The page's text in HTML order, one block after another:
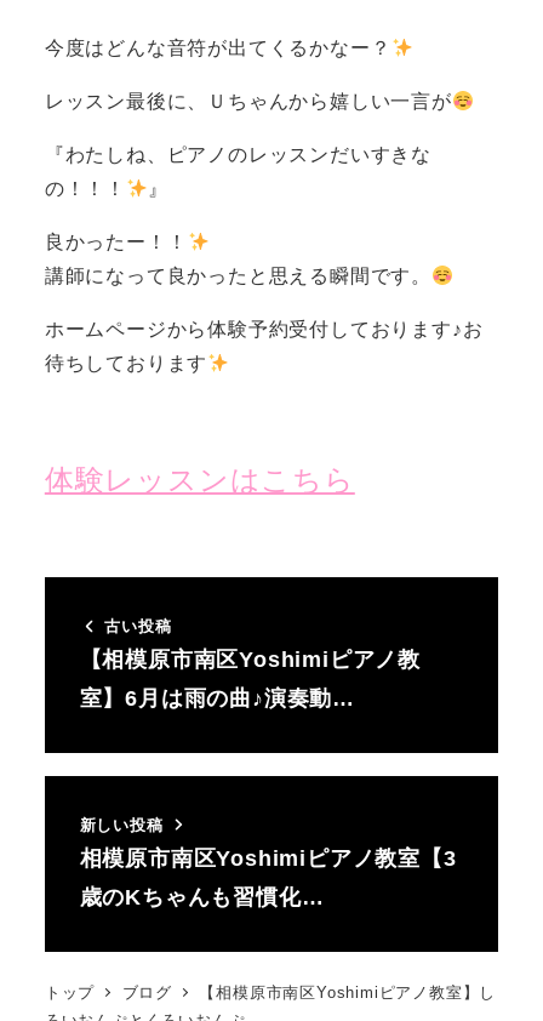
今度はどんな音符が出てくるかなー？
レッスン最後に、Ｕちゃんから嬉しい一言が
『わたしね、ピアノのレッスンだいすきな
の！！！
』
良かったー！！
講師になって良かったと思える瞬間です。
ホームページから体験予約受付しております♪お
待ちしております
体験レッスンはこちら
古い投稿
【相模原市南区Yoshimiピアノ教
室】6月は雨の曲♪演奏動…
新しい投稿
相模原市南区Yoshimiピアノ教室【3
歳のKちゃんも習慣化…
トップ ブログ
【相模原市南区Yoshimiピアノ教室】し